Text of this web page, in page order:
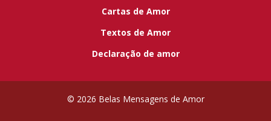
Cartas de Amor
Textos de Amor
Declaração de amor
© 2026 Belas Mensagens de Amor